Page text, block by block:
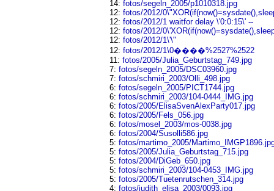
14:fotos/segeln_2005/p1010318.jpg
12:fotos/2012/
12:fotos/2012/1 waitfor delay \'0:0:15\' --
12:fotos/2012/
12:fotos/2012/1\'\"
12:fotos/2012/1\0����%2527%2522
11:fotos/2005/Julia_Geburtstag_749.jpg
7:fotos/segeln_2005/DSC03960.jpg
7:fotos/schmiri_2003/Olli_498.jpg
6:fotos/segeln_2005/PICT1744.jpg
6:fotos/schmiri_2003/104-0444_IMG.jpg
6:fotos/2005/ElisaSvenAlexParty017.jpg
6:fotos/2005/Fels_056.jpg
6:fotos/mosel_2003/mos-0038.jpg
6:fotos/2004/Susolli586.jpg
5:fotos/martimo_2005/
5:fotos/2005/Julia_Geburtstag_715.jpg
5:fotos/2004/DiGeb_650.jpg
5:fotos/schmiri_2003/104-0453_IMG.jpg
5:fotos/2005/Tuetenrutschen_314.jpg
4:fotos/judith_elisa_2003/0093.jpg